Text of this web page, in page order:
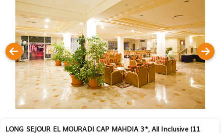
LONG SEJOUR EL MOURADI CAP MAHDIA 3*, All Inclusive (11